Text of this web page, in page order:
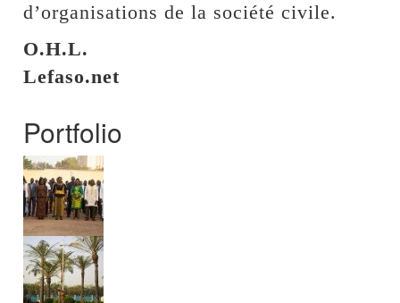
d’organisations de la société civile.
O.H.L.
Lefaso.net
Portfolio